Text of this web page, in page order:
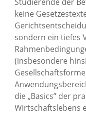
keine
sondern ein tiefes
(insbesondere
die „Basics“ der
Wirtschaftslebens